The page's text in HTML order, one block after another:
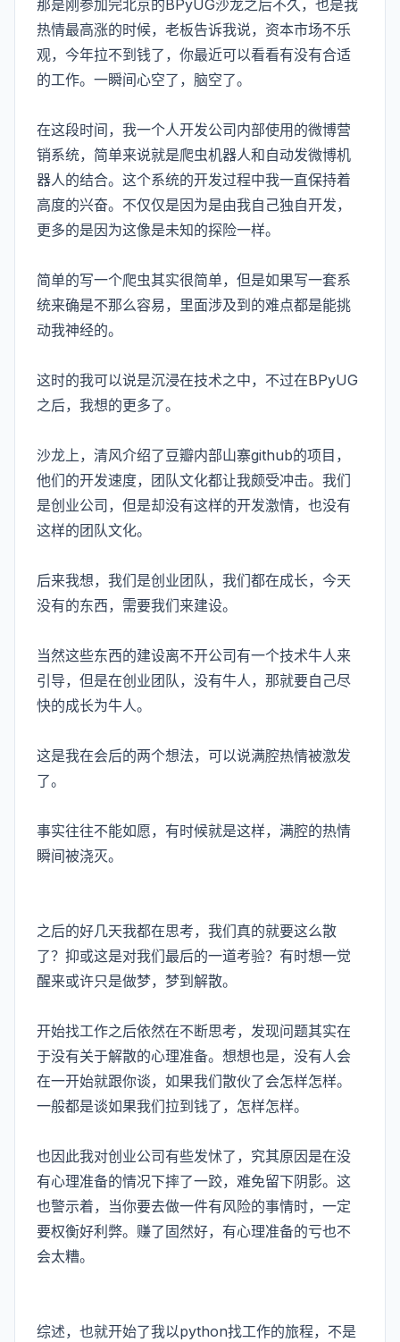
那是刚参加完北京的BPyUG沙龙之后不久，也是我
热情最高涨的时候，老板告诉我说，资本市场不乐
观，今年拉不到钱了，你最近可以看看有没有合适
的工作。一瞬间心空了，脑空了。
在这段时间，我一个人开发公司内部使用的微博营
销系统，简单来说就是爬虫机器人和自动发微博机
器人的结合。这个系统的开发过程中我一直保持着
高度的兴奋。不仅仅是因为是由我自己独自开发，
更多的是因为这像是未知的探险一样。
简单的写一个爬虫其实很简单，但是如果写一套系
统来确是不那么容易，里面涉及到的难点都是能挑
动我神经的。
这时的我可以说是沉浸在技术之中，不过在BPyUG
之后，我想的更多了。
沙龙上，清风介绍了豆瓣内部山寨github的项目，
他们的开发速度，团队文化都让我颇受冲击。我们
是创业公司，但是却没有这样的开发激情，也没有
这样的团队文化。
后来我想，我们是创业团队，我们都在成长，今天
没有的东西，需要我们来建设。
当然这些东西的建设离不开公司有一个技术牛人来
引导，但是在创业团队，没有牛人，那就要自己尽
快的成长为牛人。
这是我在会后的两个想法，可以说满腔热情被激发
了。
事实往往不能如愿，有时候就是这样，满腔的热情
瞬间被浇灭。
之后的好几天我都在思考，我们真的就要这么散
了？抑或这是对我们最后的一道考验？有时想一觉
醒来或许只是做梦，梦到解散。
开始找工作之后依然在不断思考，发现问题其实在
于没有关于解散的心理准备。想想也是，没有人会
在一开始就跟你谈，如果我们散伙了会怎样怎样。
一般都是谈如果我们拉到钱了，怎样怎样。
也因此我对创业公司有些发怵了，究其原因是在没
有心理准备的情况下摔了一跤，难免留下阴影。这
也警示着，当你要去做一件有风险的事情时，一定
要权衡好利弊。赚了固然好，有心理准备的亏也不
会太糟。
综述，也就开始了我以python找工作的旅程，不是